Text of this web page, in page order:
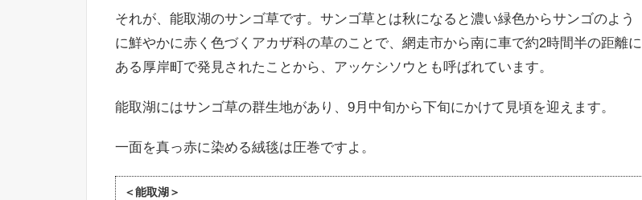
それが、能取湖のサンゴ草です。サンゴ草とは秋になると濃い緑色からサンゴのよう
に鮮やかに赤く色づくアカザ科の草のことで、網走市から南に車で約2時間半の距離に
ある厚岸町で発見されたことから、アッケシソウとも呼ばれています。
能取湖にはサンゴ草の群生地があり、9月中旬から下旬にかけて見頃を迎えます。
一面を真っ赤に染める絨毯は圧巻ですよ。
＜能取湖＞